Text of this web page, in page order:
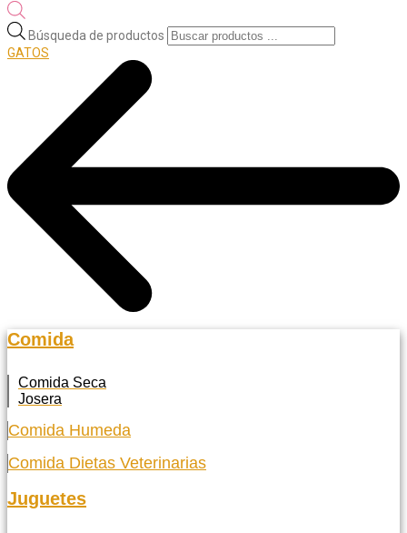
Búsqueda de productos
GATOS
Comida
Comida Seca
Josera
Comida Humeda
Comida Dietas Veterinarias
Juguetes